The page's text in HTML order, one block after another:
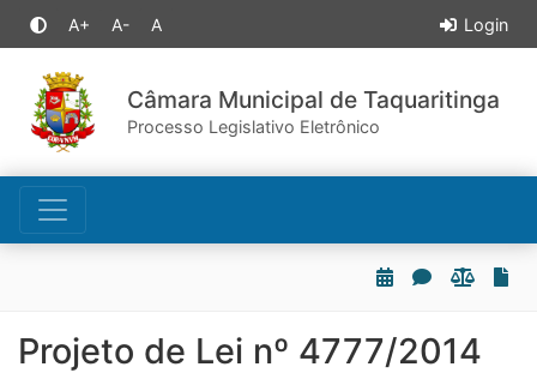
A+ A- A Login
Câmara Municipal de Taquaritinga
Processo Legislativo Eletrônico
Projeto de Lei nº 4777/2014